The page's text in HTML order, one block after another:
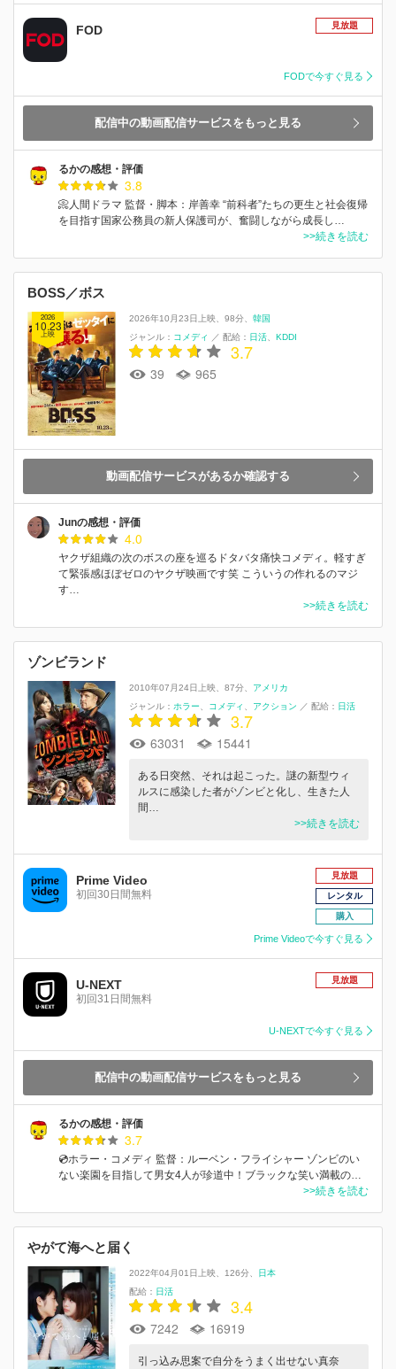
FOD 見放題
FODで今すぐ見る
配信中の動画配信サービスをもっと見る
るかの感想・評価
3.8
📀人間ドラマ 監督・脚本：岸善幸 “前科者”たちの更生と社会復帰
を目指す国家公務員の新人保護司が、奮闘しながら成長し…
>>続きを読む
BOSS／ボス
2026
10.23
上映
2026年10月23日上映 98分
韓国
ジャンル： コメディ ／ 配給： 日活 KDDI
3.7
39 965
動画配信サービスがあるか確認する
Junの感想・評価
4.0
ヤクザ組織の次のボスの座を巡るドタバタ痛快コメディ。軽すぎ
て緊張感ほぼゼロのヤクザ映画です笑 こういうの作れるのマジ
す…
>>続きを読む
ゾンビランド
2010年07月24日上映 87分
アメリカ
ジャンル： ホラー コメディ アクション ／ 配給： 日活
3.7
63031 15441
ある日突然、それは起こった。謎の新型ウィ
ルスに感染した者がゾンビと化し、生きた人
間…
>>続きを読む
Prime Video
初回30日間無料
見放題
レンタル
購入
Prime Videoで今すぐ見る
U-NEXT
初回31日間無料
見放題
U-NEXTで今すぐ見る
配信中の動画配信サービスをもっと見る
るかの感想・評価
3.7
💿ホラー・コメディ 監督：ルーベン・フライシャー ゾンビのい
ない楽園を目指して男女4人が珍道中！ブラックな笑い満載の…
>>続きを読む
やがて海へと届く
2022年04月01日上映 126分
日本
配給： 日活
3.4
7242 16919
引っ込み思案で自分をうまく出せない真奈